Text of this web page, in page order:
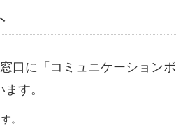
口に「コミュニケーションボ
す。
。